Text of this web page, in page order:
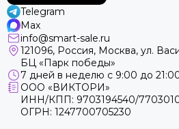
Telegram
Max
info@smart-sale.ru
121096, Россия, Москва, ул.
БЦ «Парк победы»
7 дней в неделю с 9:00 до
ООО «ВИКТОРИ»
ИНН/КПП: 9703194540/
ОГРН: 1247700705230